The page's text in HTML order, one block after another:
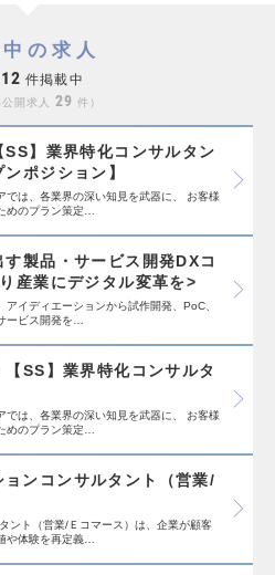
の求人
件掲載中
開求人 29 件
SS】業界特化コンサルタン
ポジション】
では、各業界の深い知見を武器に、 お客様
めのプラン策定…
製品・サービス開発DXコ
産業にデジタル変革を>
イディエーションから試作開発、PoC、
ービス開発を…
【SS】業界特化コンサルタ
では、各業界の深い知見を武器に、 お客様
めのプラン策定…
ンコンサルタント（営業/
ント（営業/Ｅコマース）は、企業が顧客
や体験を再定義…